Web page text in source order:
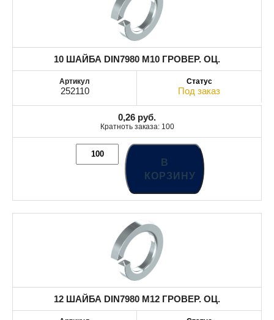
10 ШАЙБА DIN7980 М10 ГРОВЕР. ОЦ.
252110 Под заказ
0,26 руб.
Кратноть заказа: 100
В
КОРЗИНУ
12 ШАЙБА DIN7980 М12 ГРОВЕР. ОЦ.